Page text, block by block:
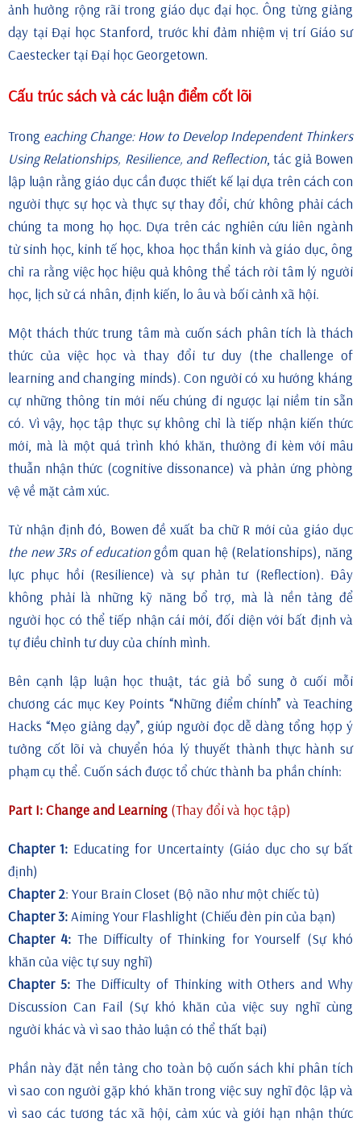
ảnh hưởng rộng rãi trong giáo dục đại học. Ông từng giảng
dạy tại Đại học Stanford, trước khi đảm nhiệm vị trí Giáo sư
Caestecker tại Đại học Georgetown.
Cấu trúc sách và các luận điểm cốt lõi
Trong eaching Change: How to Develop Independent Thinkers
Using Relationships, Resilience, and Reflection, tác giả Bowen
lập luận rằng giáo dục cần được thiết kế lại dựa trên cách con
người thực sự học và thực sự thay đổi, chứ không phải cách
chúng ta mong họ học. Dựa trên các nghiên cứu liên ngành
từ sinh học, kinh tế học, khoa học thần kinh và giáo dục, ông
chỉ ra rằng việc học hiệu quả không thể tách rời tâm lý người
học, lịch sử cá nhân, định kiến, lo âu và bối cảnh xã hội.
Một thách thức trung tâm mà cuốn sách phân tích là thách
thức của việc học và thay đổi tư duy (the challenge of
learning and changing minds). Con người có xu hướng kháng
cự những thông tin mới nếu chúng đi ngược lại niềm tin sẵn
có. Vì vậy, học tập thực sự không chỉ là tiếp nhận kiến thức
mới, mà là một quá trình khó khăn, thường đi kèm với mâu
thuẫn nhận thức (cognitive dissonance) và phản ứng phòng
vệ về mặt cảm xúc.
Từ nhận định đó, Bowen đề xuất ba chữ R mới của giáo dục
the new 3Rs of educationgồm quan hệ (Relationships), năng
lực phục hồi (Resilience) và sự phản tư (Reflection). Đây
không phải là những kỹ năng bổ trợ, mà là nền tảng để
người học có thể tiếp nhận cái mới, đối diện với bất định và
tự điều chỉnh tư duy của chính mình.
Bên cạnh lập luận học thuật, tác giả bổ sung ở cuối mỗi
chương các mục Key Points “Những điểm chính” và Teaching
Hacks “Mẹo giảng dạy”, giúp người đọc dễ dàng tổng hợp ý
tưởng cốt lõi và chuyển hóa lý thuyết thành thực hành sư
phạm cụ thể. Cuốn sách được tổ chức thành ba phần chính:
Part I: Change and Learning (Thay đổi và học tập)
Chapter 1: Educating for Uncertainty (Giáo dục cho sự bất
định)
Chapter 2: Your Brain Closet (Bộ não như một chiếc tủ)
Chapter 3:Aiming Your Flashlight (Chiếu đèn pin của bạn)
Chapter 4: The Difficulty of Thinking for Yourself (Sự khó
khăn của việc tự suy nghĩ)
Chapter 5: The Difficulty of Thinking with Others and Why
Discussion Can Fail (Sự khó khăn của việc suy nghĩ cùng
người khác và vì sao thảo luận có thể thất bại)
Phần này đặt nền tảng cho toàn bộ cuốn sách khi phân tích
vì sao con người gặp khó khăn trong việc suy nghĩ độc lập và
vì sao các tương tác xã hội, cảm xúc và giới hạn nhận thức